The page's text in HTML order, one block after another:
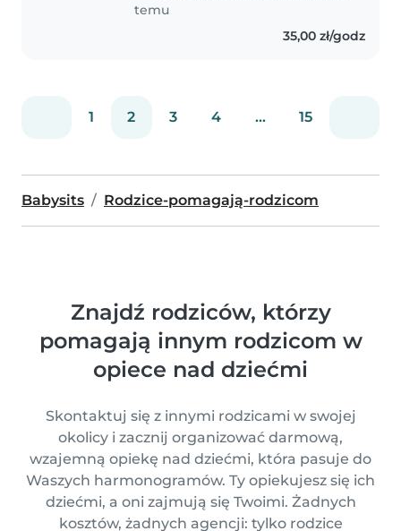
temu
35,00 zł/godz
1 2 3 4 ... 15
Babysits Rodzice-pomagają-rodzicom
Znajdź rodziców, którzy
pomagają innym rodzicom w
opiece nad dziećmi
Skontaktuj się z innymi rodzicami w swojej
okolicy i zacznij organizować darmową,
wzajemną opiekę nad dziećmi, która pasuje do
Waszych harmonogramów. Ty opiekujesz się ich
dziećmi, a oni zajmują się Twoimi. Żadnych
kosztów, żadnych agencji: tylko rodzice